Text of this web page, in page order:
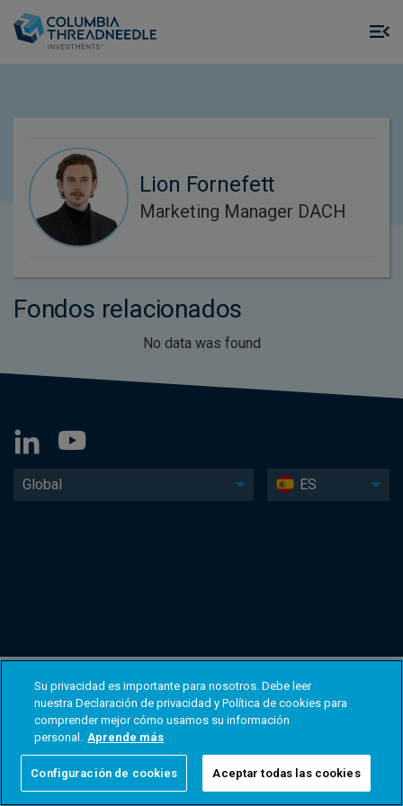
Lion Fornefett
Marketing Manager DACH
Fondos relacionados
No data was found
Global ES
Su privacidad es importante para nosotros. Debe leer
nuestra Declaración de privacidad y Política de cookies para
comprender mejor cómo usamos su información
personal. Aprende más
Configuración de cookies Aceptar todas las cookies